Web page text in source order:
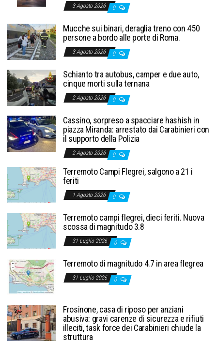
3 Agosto 2026 0
Mucche sui binari, deraglia treno con 450
persone a bordo alle porte di Roma.
3 Agosto 2026 0
Schianto tra autobus, camper e due auto,
cinque morti sulla ternana
2 Agosto 2026 0
Cassino, sorpreso a spacciare hashish in
piazza Miranda: arrestato dai Carabinieri con
il supporto della Polizia
2 Agosto 2026 0
Terremoto Campi Flegrei, salgono a 21 i
feriti
1 Agosto 2026 0
Terremoto campi flegrei, dieci feriti. Nuova
scossa di magnitudo 3.8
31 Luglio 2026 0
Terremoto di magnitudo 4.7 in area flegrea
31 Luglio 2026 0
Frosinone, casa di riposo per anziani
abusiva: gravi carenze di sicurezza e rifiuti
illeciti, task force dei Carabinieri chiude la
struttura